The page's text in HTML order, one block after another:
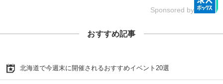
Sponsored by
おすすめ記事
北海道で今週末に開催されるおすすめイベント20選